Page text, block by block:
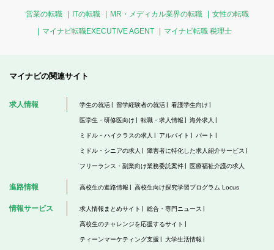
営業の転職 ITの転職 MR・メディカル業界の転職
女性の転職
マイナビ転職EXECUTIVE AGENT
マイナビ転職 税理士
マイナビの関連サイト
求人情報 学生の就活 留学経験者の就活 看護学生向け
医学生・研修医向け 転職・求人情報 海外求人
ミドル・ハイクラスの求人 アルバイト パート
ミドル・シニアの求人 障害者に特化した求人紹介サービス
フリーランス・副業向け業務委託案件 医療福祉介護の求人
進路情報 高校生の進路情報 高校生向け探究学習プログラム Locus
情報サービス 求人情報まとめサイト 総合・専門ニュース
高校生のチャレンジを応援するサイト
ティーンマーケティング支援 大学生活情報